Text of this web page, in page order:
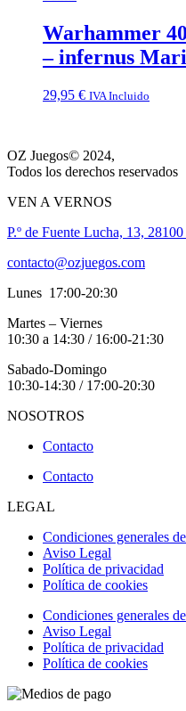
Warhammer
– infernus
29,95 € IVA Incluido
OZ Juegos© 2024,
Todos los derechos reservados
VEN A VERNOS
P.º de Fuente Lucha, 13,
contacto@ozjuegos.com
Lunes 17:00-20:30
Martes – Viernes
10:30 a 14:30 / 16:00-21:30
Sabado-Domingo
10:30-14:30 / 17:00-20:30
NOSOTROS
Contacto
Contacto
LEGAL
Condiciones generales
Aviso Legal
Política de privacidad
Política de cookies
Condiciones generales
Aviso Legal
Política de privacidad
Política de cookies